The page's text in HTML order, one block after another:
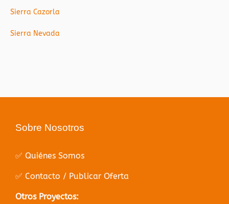
Sierra Cazorla
Sierra Nevada
Sobre Nosotros
✅ Quiénes Somos
✅ Contacto / Publicar Oferta
Otros Proyectos: